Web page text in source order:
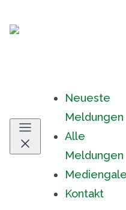
Neueste
Meldungen
Alle
Meldungen
Kontakt